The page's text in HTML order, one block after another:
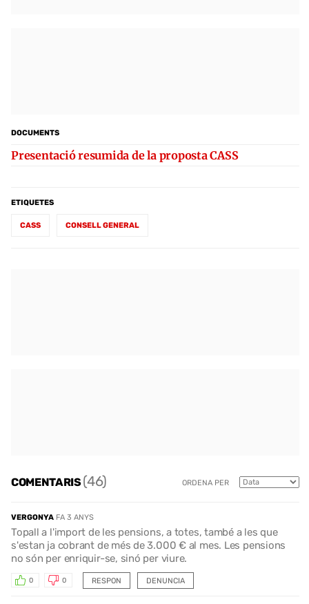
DOCUMENTS
Presentació resumida de la proposta CASS
ETIQUETES
CASS CONSELL GENERAL
COMENTARIS(46) ORDENA PER
VERGONYA FA 3 ANYS
Topall a l'import de les pensions, a totes, també a les que
s'estan ja cobrant de més de 3.000 € al mes. Les pensions
no són per enriquir-se, sinó per viure.
RESPON
0 0 DENUNCIA